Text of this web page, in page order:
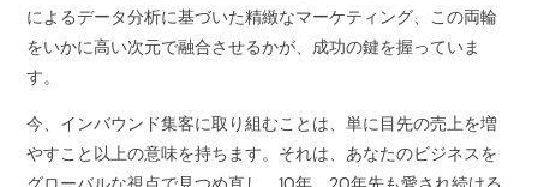
によるデータ分析に基づいた精緻なマーケティング、この両輪
をいかに高い次元で融合させるかが、成功の鍵を握っていま
す。
今、インバウンド集客に取り組むことは、単に目先の売上を増
やすこと以上の意味を持ちます。それは、あなたのビジネスを